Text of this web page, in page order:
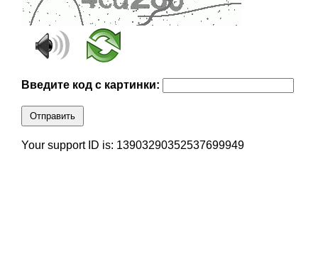
Введите код с картинки:
Отправить
Your support ID is: 13903290352537699949